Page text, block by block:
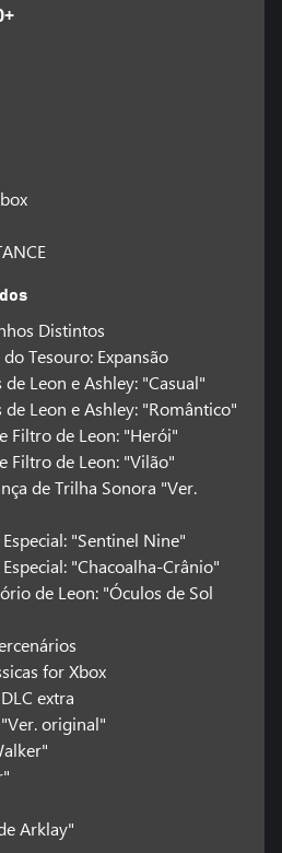
Distintos
Tesouro: Expansão
Leon e Ashley: "Casual"
de Leon e Ashley: "Romântico"
Filtro de Leon: "Herói"
Filtro de Leon: "Vilão"
de Trilha Sonora "Ver.
"Sentinel Nine"
"Chacoalha-Crânio"
de Leon: "Óculos de Sol
for Xbox
extra
original"
Arklay"